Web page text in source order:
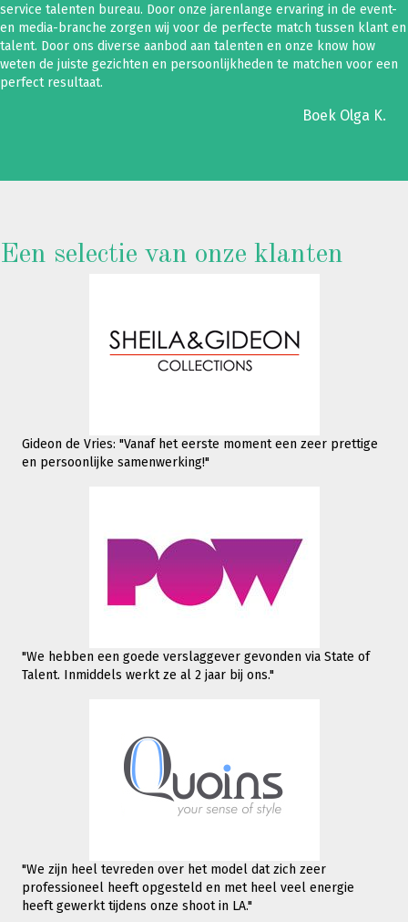
service talenten bureau. Door onze jarenlange ervaring in de event-
en media-branche zorgen wij voor de perfecte match tussen klant en
talent. Door ons diverse aanbod aan talenten en onze know how
weten de juiste gezichten en persoonlijkheden te matchen voor een
perfect resultaat.
Boek Olga K.
Een selectie van onze klanten
Gideon de Vries: "Vanaf het eerste moment een zeer prettige
en persoonlijke samenwerking!"
"We hebben een goede verslaggever gevonden via State of
Talent. Inmiddels werktze al 2 jaar bij ons."
"We zijn heel tevreden over het model dat zich zeer
professioneel heeft opgesteld en met heel veel energie
heeft gewerkt tijdens onze shoot in LA."